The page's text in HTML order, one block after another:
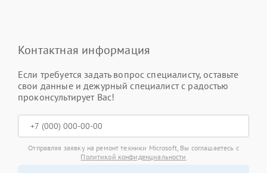
Контактная информация
Если требуется задать вопрос специалисту, оставьте
свои данные и дежурный специалист с радостью
проконсультирует Вас!
Отправляя заявку на ремонт техники Microsoft, Вы соглашаетесь с
Политикой конфиденциальности